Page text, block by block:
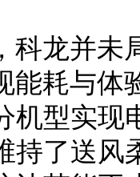
科龙并未
能耗与体
机型实现
持了送风